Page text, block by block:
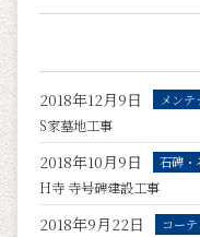
2018年12月9日 メンテ
S家墓地工事
2018年10月9日 石碑・
H寺 寺号碑建設工事
2018年9月22日 コー